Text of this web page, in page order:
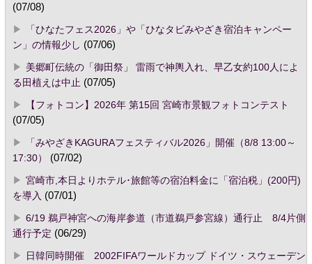
(07/08)
「ひなたフェス2026」や「ひなタビみやざき宿泊キャンペー
ン」の情報少し (07/06)
美郷町伝統の「御田祭」 雷雨で神輿入れ、早乙女約100人によ
る田植えは中止 (07/05)
【フォトコン】2026年 第15回 宮崎市景観フォトコンテスト
(07/05)
「みやざきKAGURAフェスティバル2026」開催（8/8 13:00～
17:30）
(07/02)
宮崎市,本日よりホテル･旅館等の宿泊料金に「宿泊税」(200円)
を導入 (07/01)
6/19 鵜戸神宮への海岸参道（市道鵜戸参宮線）通行止 8/4片側
通行予定 (06/29)
日韓同時開催 2002FIFAワールドカップ ドイツ・スウェーデン